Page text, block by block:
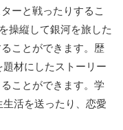
ーと戦ったりするこ
操縦して銀河を旅した
ことができます。歴
材にしたストーリー
ことができます。学
活を送ったり、恋愛